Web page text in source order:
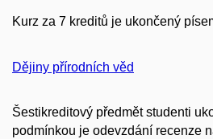
Kurz za 7 kreditů je ukončený
Dějiny přírodních věd
Šestikreditový předmět studenti
podmínkou je odevzdání recenze